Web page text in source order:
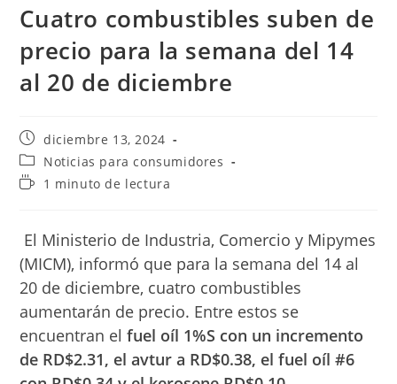
Cuatro combustibles suben de
precio para la semana del 14
al 20 de diciembre
Publicación
de
la
entrada:
diciembre 13, 2024
Categoría
de
la
Noticias para consumidores
Tiempo1 minuto de lectura
El Ministerio de Industria, Comercio y Mipymes
(MICM), informó que para la semana del 14 al
20 de diciembre, cuatro combustibles
aumentarán de precio. Entre estos se
encuentran elfuel oíl 1%S con un incremento
de RD$2.31, el avtur a RD$0.38, el fuel oíl #6